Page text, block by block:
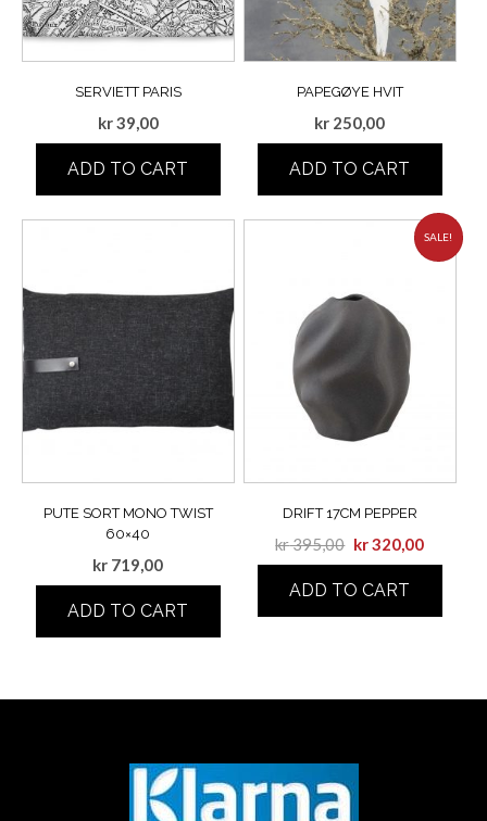
SERVIETT PARIS
kr39,00
ADD TO CART
PAPEGØYE HVIT
kr 250,00
ADD TO CART
PUTE SORT MONO TWIST
60×40
kr 719,00
ADD TO CART
SALE!
DRIFT 17CM PEPPER
kr395,00 kr320,00
ADD TO CART